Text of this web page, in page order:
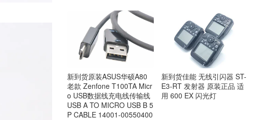
新到货原装ASUS华硕A80
老款 Zenfone T100TA Micr
o USB数据线充电线传输线
USB A TO MICRO USB B 5
P CABLE 14001-00550400
新到货佳能 无线引闪器 ST-
E3-RT 发射器 原装正品 适
用 600 EX 闪光灯